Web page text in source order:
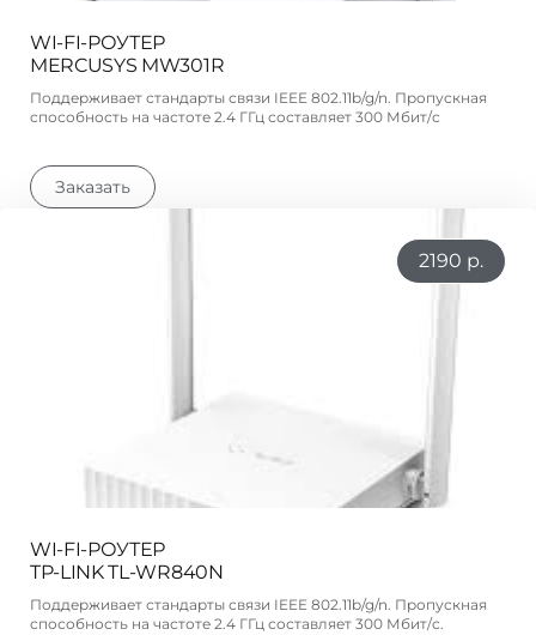
WI-FI-РОУТЕР
MERCUSYS MW301R
Поддерживает стандарты связи IEEE 802.11b/g/n. Пропускная
способность на частоте 2.4 ГГц составляет 300 Мбит/с
Заказать
2190 р.
WI-FI-РОУТЕР
TP-LINK TL-WR840N
Поддерживает стандарты связи IEEE 802.11b/g/n. Пропускная
способность на частоте 2.4 ГГц составляет 300 Мбит/с.